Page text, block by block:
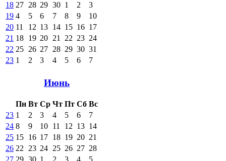
18 27 28 29 30 1 2
3
19 4 5 6 7 8 9
10
20 11 12 13 14 15 16 17
21 18 19 20 21 22 23 24
22 25 26 27 28 29 30 31
23 1 2 3 4 5 6 7
Июнь
Пн Вт Ср Чт Пт Сб Вс
23 1 2 3 4 5 6
7
24 8 9 10 11 12 13 14
25 15 16 17 18 19 20 21
26 22 23 24 25 26 27 28